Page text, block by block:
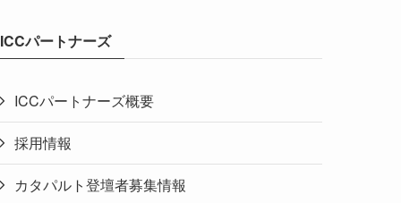
ICCパートナーズ
ICCパートナーズ概要
採用情報
カタパルト登壇者募集情報